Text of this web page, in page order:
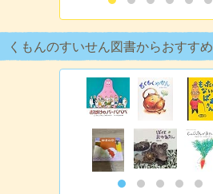
くもんのすいせん図書からおすすめ